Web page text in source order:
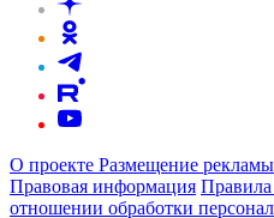
О проекте Размещение рекламы
Правовая информация Правила
отношении обработки